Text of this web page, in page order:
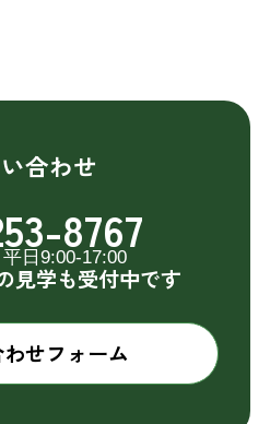
合わせ
8767
日9:00-17:00
見学も受付中です
せフォーム